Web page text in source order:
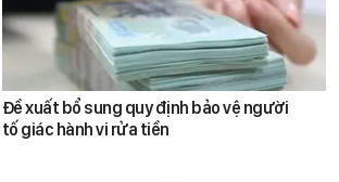
Đề xuất bổ sung quy định bảo vệ người
tố giác hành vi rửa tiền